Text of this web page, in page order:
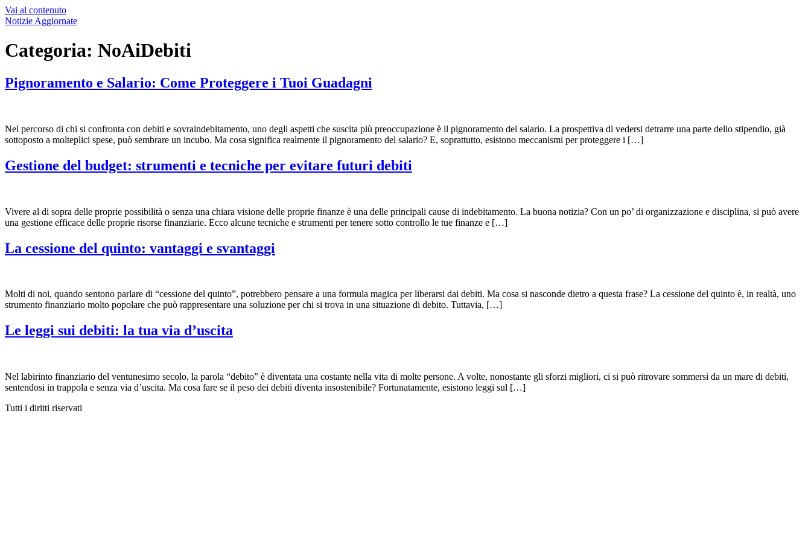
Vai al contenuto
Notizie Aggiornate
Categoria: NoAiDebiti
Pignoramento e Salario: Come Proteggere i Tuoi Guadagni
Nel percorso di chi si confronta con debiti e sovraindebitamento, uno degli aspetti che suscita più preoccupazione è il pignoramento del salario. La prospettiva di vedersi detrarre una parte dello stipendio, già
sottoposto a molteplici spese, può sembrare un incubo. Ma cosa significa realmente il pignoramento del salario? E, soprattutto, esistono meccanismi per proteggere i […]
Gestione del budget: strumenti e tecniche per evitare futuri debiti
Vivere al di sopra delle proprie possibilità o senza una chiara visione delle proprie finanze è una delle principali cause di indebitamento. La buona notizia? Con un po’ di organizzazione e disciplina, si può avere
una gestione efficace delle proprie risorse finanziarie. Ecco alcune tecniche e strumenti per tenere sotto controllo le tue finanze e […]
La cessione del quinto: vantaggi e svantaggi
Molti di noi, quando sentono parlare di “cessione del quinto”, potrebbero pensare a una formula magica per liberarsi dai debiti. Ma cosa si nasconde dietro a questa frase? La cessione del quinto è, in realtà, uno
strumento finanziario molto popolare che può rappresentare una soluzione per chi si trova in una situazione di debito. Tuttavia, […]
Le leggi sui debiti: la tua via d’uscita
Nel labirinto finanziario del ventunesimo secolo, la parola “debito” è diventata una costante nella vita di molte persone. A volte, nonostante gli sforzi migliori, ci si può ritrovare sommersi da un mare di debiti,
sentendosi in trappola e senza via d’uscita. Ma cosa fare se il peso dei debiti diventa insostenibile? Fortunatamente, esistono leggi sul […]
Tutti i diritti riservati